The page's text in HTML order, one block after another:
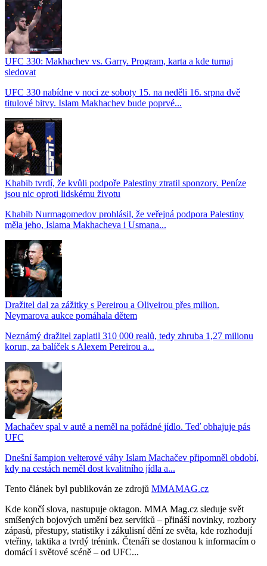
UFC 330: Makhachev vs. Garry. Program, karta a kde turnaj
sledovat
UFC 330 nabídne v noci ze soboty 15. na neděli 16. srpna dvě
titulové bitvy. Islam Makhachev bude poprvé...
Khabib tvrdí, že kvůli podpoře Palestiny ztratil sponzory. Peníze
jsou nic oproti lidskému životu
Khabib Nurmagomedov prohlásil, že veřejná podpora Palestiny
měla jeho, Islama Makhacheva i Usmana...
Dražitel dal za zážitky s Pereirou a Oliveirou přes milion.
Neymarova aukce pomáhala dětem
Neznámý dražitel zaplatil 310 000 realů, tedy zhruba 1,27 milionu
korun, za balíček s Alexem Pereirou a...
Machačev spal v autě a neměl na pořádné jídlo. Teď obhajuje pás
UFC
Dnešní šampion velterové váhy Islam Machačev připomněl období,
kdy na cestách neměl dost kvalitního jídla a...
Tento článek byl publikován ze zdrojů MMAMAG.cz
Kde končí slova, nastupuje oktagon. MMA Mag.cz sleduje svět
smíšených bojových umění bez servítků – přináší novinky, rozbory
zápasů, přestupy, statistiky i zákulisní dění ze světa, kde rozhodují
vteřiny, taktika a tvrdý trénink. Čtenáři se dostanou k informacím o
domácí i světové scéně – od UFC...